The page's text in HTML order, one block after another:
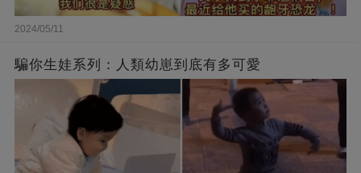
2024/05/11
騙你生娃系列：人類幼崽到底有多可愛